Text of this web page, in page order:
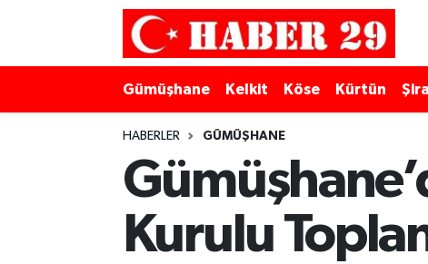
Gümüşhane Kelkit Köse Kürtün
HABERLER GÜMÜŞHANE
Kurulu
Merkez Hava Durumu
Merkez Trafik Yoğunluk Haritası
Süper Lig Puan Durumu ve Fikstür
Son Dakika Haberleri